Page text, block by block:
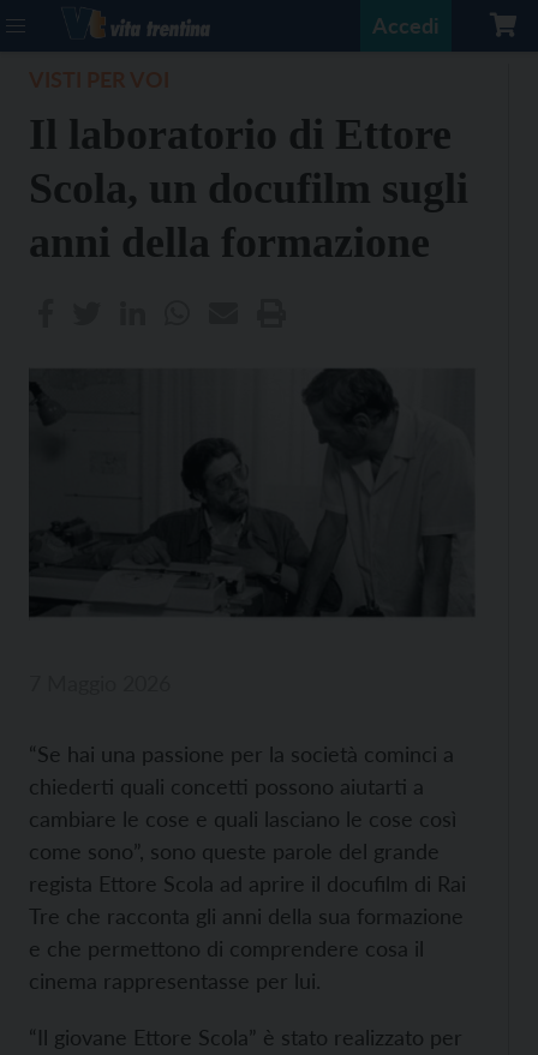
Accedi
Il laboratorio di Ettore
Scola, un docufilm sugli
anni della formazione
“Se hai una passione per la società cominci a
chiederti quali concetti possono aiutarti a
cambiare le cose e quali lasciano le cose così
come sono”, sono queste parole del grande
regista Ettore Scola ad aprire il docufilm di Rai
Tre che racconta gli anni della sua formazione
e che permettono di comprendere cosa il
cinema rappresentasse per lui.
“Il giovane Ettore Scola” è stato realizzato per